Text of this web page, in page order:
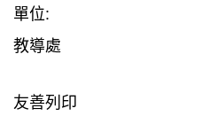
單位:
教導處
友善列印